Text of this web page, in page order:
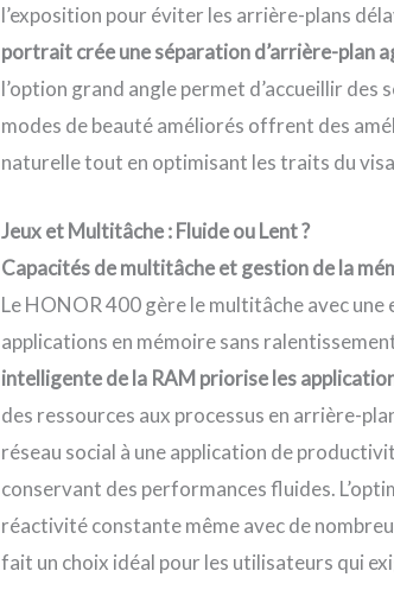
l’exposition pour éviter les arrière-plans
portrait crée une séparation d’arrière-plan
l’option grand angle permet d’accueillir des
modes de beauté améliorés offrent des
naturelle tout en optimisant les traits du
Jeux et Multitâche : Fluide ou Lent ?
Capacités de multitâche et gestion de la
Le HONOR 400 gère le multitâche avec
applications en mémoire sans
intelligente de la RAM priorise les
des ressources aux processus en arrière-
réseau social à une application de
conservant des performances fluides.
réactivité constante même avec de
fait un choix idéal pour les utilisateurs qui